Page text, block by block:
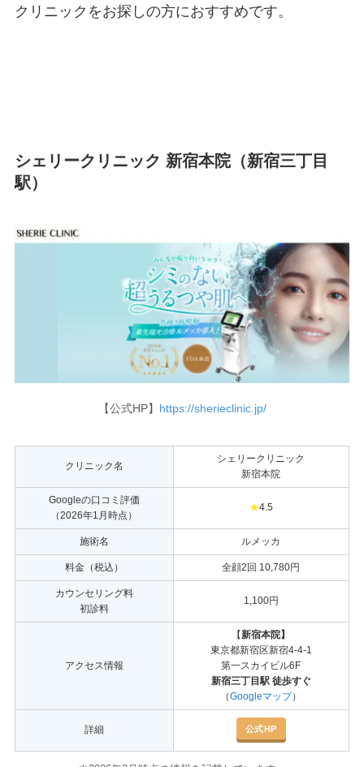
クリニックをお探しの方におすすめです。
シェリークリニック 新宿本院（新宿三丁目
駅）
【公式HP】 https://sherieclinic.jp/
クリニック名
シェリークリニック
新宿本院
Googleの口コミ評価
（2026年1月時点）
★4.5
施術名 ルメッカ
料金（税込） 全顔2回 10,780円
カウンセリング料
初診料
1,100円
アクセス情報
【新宿本院】
東京都新宿区新宿4-4-1
第一スカイビル6F
新宿三丁目駅 徒歩すぐ
（Googleマップ）
詳細 公式HP